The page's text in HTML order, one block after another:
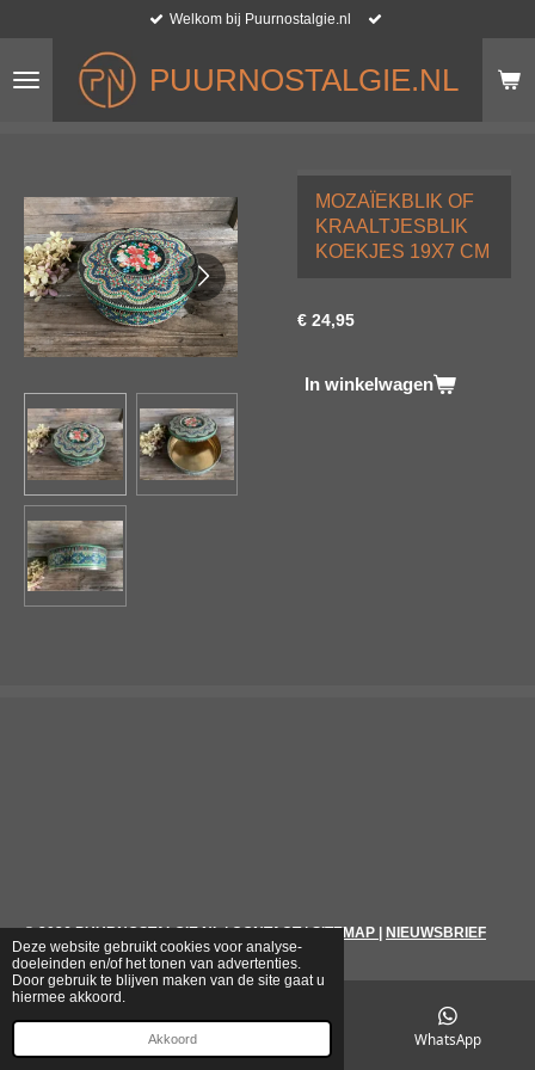
Deze website gebruikt cookies voor analyse-
doeleinden en/of het tonen van advertenties.
Door gebruik te blijven maken van de site gaat u
hiermee akkoord.
Akkoord
naar
hoofdinhoud
PUURNOSTALGIE.NL
Welkom bij Puurnostalgie.nl
MOZAÏEKBLIK OF
KRAALTJESBLIK
KOEKJES 19X7 CM
€ 24,95
In winkelwagen
© 2026 PUURNOSTALGIE.NL|CONTACT|SITEMAP NIEUWSBRIEF
WhatsApp